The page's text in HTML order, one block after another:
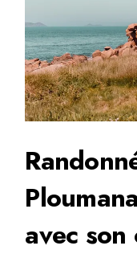
avec son